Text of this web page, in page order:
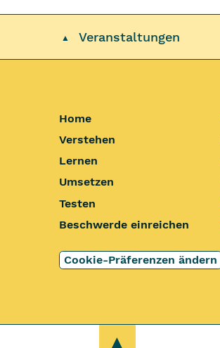
▲ Veranstaltungen
Home
Verstehen
Lernen
Umsetzen
Testen
Beschwerde einreichen
Cookie-Präferenzen ändern
zum Anfang
▲